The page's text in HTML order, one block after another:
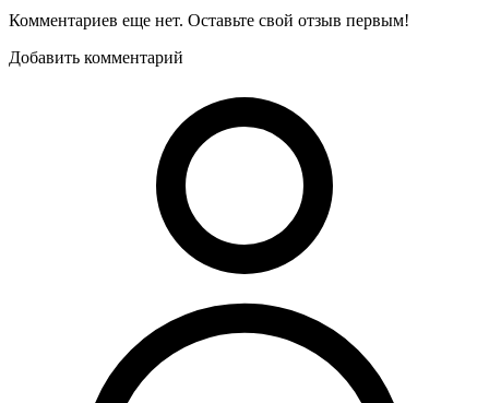
Комментариев еще нет. Оставьте свой отзыв первым!
Добавить комментарий